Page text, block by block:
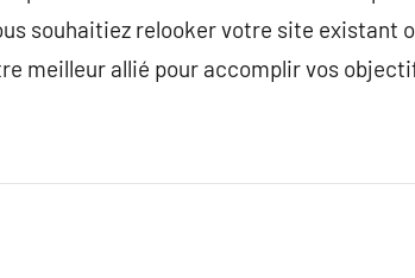
souhaitiez relooker votre site existant
meilleur allié pour accomplir vos